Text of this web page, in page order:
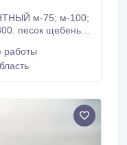
м-75; м-100;
песок щебень
глина
6т. КАМАЗ-12т.
УСТРОЙСТВО
работы